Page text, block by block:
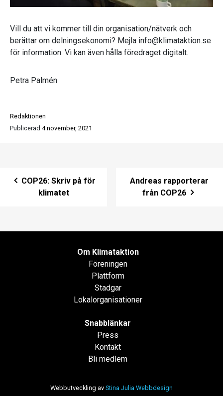
Vill du att vi kommer till din organisation/nätverk och
berättar om delningsekonomi? Mejla info@klimataktion.se
för information. Vi kan även hålla föredraget digitalt.
Petra Palmén
Redaktionen
Publicerad 4 november, 2021
Post navigation
COP26: Skriv på för
klimatet
Andreas rapporterar
från COP26
Om Klimataktion
Föreningen
Plattform
Stadgar
Lokalorganisationer
Snabblänkar
Press
Kontakt
Bli medlem
Webbutveckling av Stina Julia Webbdesign